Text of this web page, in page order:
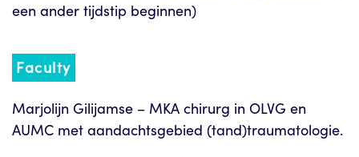
een ander tijdstip beginnen)
Faculty
Marjolijn Gilijamse – MKA chirurg in OLVG en
AUMC met aandachtsgebied (tand)traumatologie.